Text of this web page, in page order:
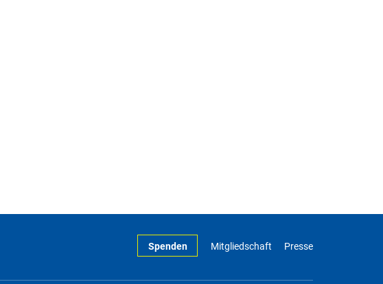
Spenden Mitgliedschaft Presse